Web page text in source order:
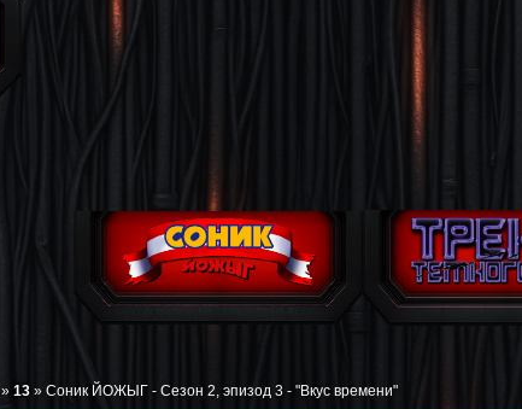
» 13 » Соник ЙОЖЫГ - Сезон 2, эпизод 3 - "Вкус времени"